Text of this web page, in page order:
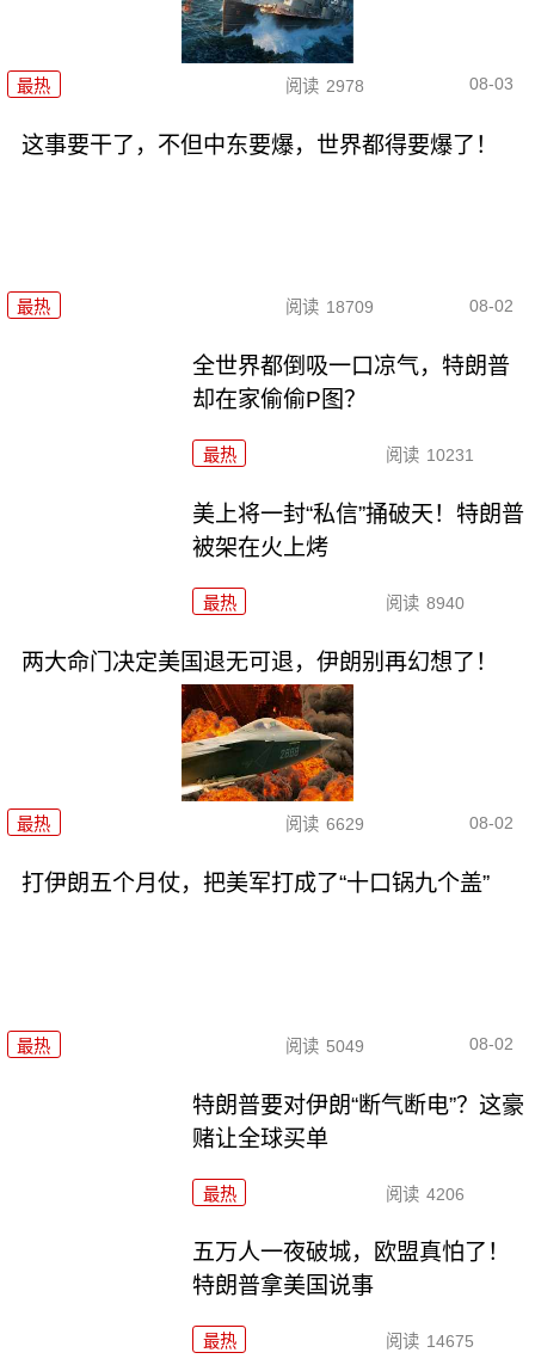
最热 阅读 2978 08-03
这事要干了，不但中东要爆，世界都得要爆了！
最热 阅读 18709 08-02
全世界都倒吸一口凉气，特朗普
却在家偷偷P图？
最热 阅读 10231
美上将一封“私信”捅破天！特朗普
被架在火上烤
最热 阅读 8940
两大命门决定美国退无可退，伊朗别再幻想了！
最热 阅读 6629 08-02
打伊朗五个月仗，把美军打成了“十口锅九个盖”
最热 阅读 5049 08-02
特朗普要对伊朗“断气断电”？这豪
赌让全球买单
最热 阅读 4206
五万人一夜破城，欧盟真怕了！
特朗普拿美国说事
最热 阅读 14675